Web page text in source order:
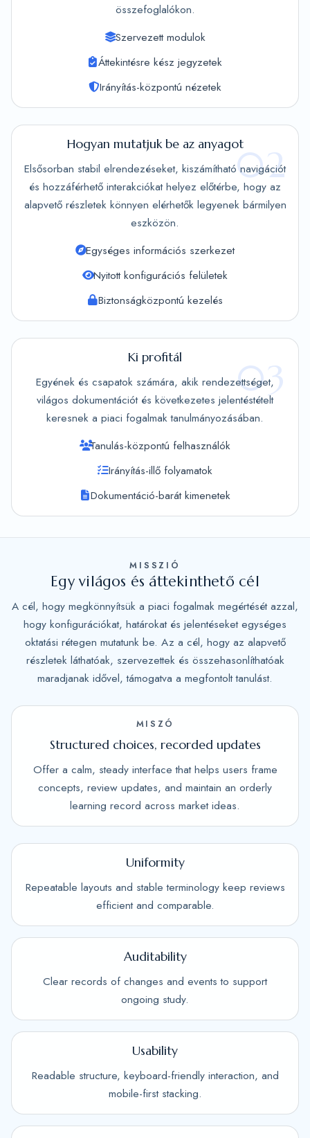
összefoglalókon.
Szervezett modulok
Áttekintésre kész jegyzetek
Irányítás-központú nézetek
02
Hogyan mutatjuk be az anyagot
Elsősorban stabil elrendezéseket, kiszámítható navigációt
és hozzáférhető interakciókat helyez előtérbe, hogy az
alapvető részletek könnyen elérhetők legyenek bármilyen
eszközön.
Egységes információs szerkezet
Nyitott konfigurációs felületek
Biztonságközpontú kezelés
03
Ki profitál
Egyének és csapatok számára, akik rendezettséget,
világos dokumentációt és következetes jelentéstételt
keresnek a piaci fogalmak tanulmányozásában.
Tanulás-központú felhasználók
Irányítás-illő folyamatok
Dokumentáció-barát kimenetek
MISSZIÓ
Egy világos és áttekinthető cél
A cél, hogy megkönnyítsük a piaci fogalmak megértését azzal,
hogy konfigurációkat, határokat és jelentéseket egységes
oktatási rétegen mutatunk be. Az a cél, hogy az alapvető
részletek láthatóak, szervezettek és összehasonlíthatóak
maradjanak idővel, támogatva a megfontolt tanulást.
MISZÓ
Structured choices, recorded updates
Offer a calm, steady interface that helps users frame
concepts, review updates, and maintain an orderly
learning record across market ideas.
Uniformity
Repeatable layouts and stable terminology keep reviews
efficient and comparable.
Auditability
Clear records of changes and events to support
ongoing study.
Usability
Readable structure, keyboard-friendly interaction, and
mobile-first stacking.